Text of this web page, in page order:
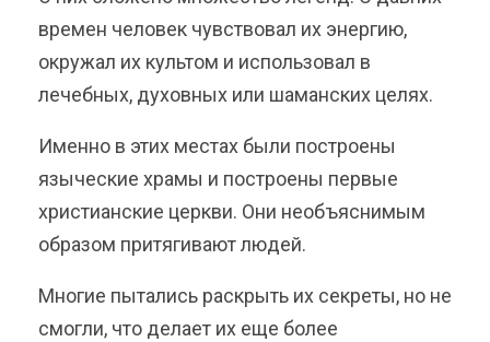
времен человек чувствовал их энергию,
окружал их культом и использовал в
лечебных, духовных или шаманских целях.
Именно в этих местах были построены
языческие храмы и построены первые
христианские церкви. Они необъяснимым
образом притягивают людей.
Многие пытались раскрыть их секреты, но не
смогли, что делает их еще более